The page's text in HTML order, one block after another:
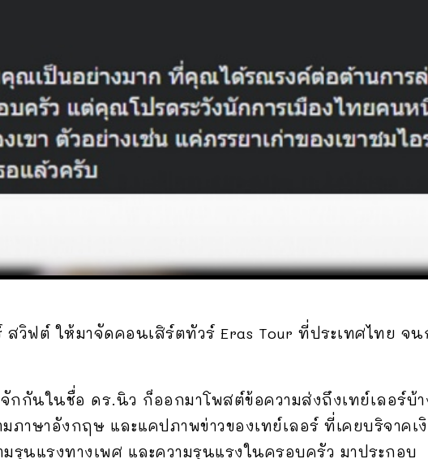
สวิฟต์ ให้มาจัดคอนเสิร์ตทัวร์ Eras Tour ที่ประเทศไทย จน
กันในชื่อ ดร.นิว ก็ออกมาโพสต์ข้อความส่งถึงเทย์เลอร์บ้
ภาษาอังกฤษ และแคปภาพข่าวของเทย์เลอร์ ที่เคยบริจาค
นแรงทางเพศ และความรุนแรงในครอบครัว มาประกอบ